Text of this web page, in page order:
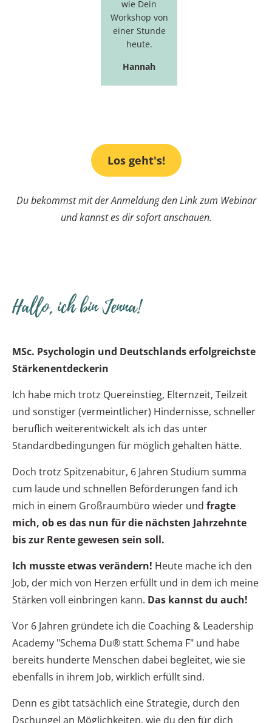
wie Dein
Workshop von
einer Stunde
heute.
Hannah
Los geht's!
Du bekommst mit der Anmeldung den Link zum Webinar
und kannst es dir sofort anschauen.
Hallo, ich bin Jenna!
MSc. Psychologin und Deutschlands erfolgreichste
Stärkenentdeckerin
Ich habe mich trotz Quereinstieg, Elternzeit, Teilzeit
und sonstiger (vermeintlicher) Hindernisse, schneller
beruflich weiterentwickelt als ich das unter
Standardbedingungen für möglich gehalten hätte.
Doch trotz Spitzenabitur, 6 Jahren Studium summa
cum laude und schnellen Beförderungen fand ich
mich in einem Großraumbüro wieder und fragte
mich, ob es das nun für die nächsten Jahrzehnte
bis zur Rente gewesen sein soll.
Ich musste etwas verändern! Heute mache ich den
Job, der mich von Herzen erfüllt und in dem ich meine
Stärken voll einbringen kann. Das kannst du auch!
Vor 6 Jahren gründete ich die Coaching & Leadership
Academy "Schema Du® statt Schema F" und habe
bereits hunderte Menschen dabei begleitet, wie sie
ebenfalls in ihrem Job, wirklich erfüllt sind.
Denn es gibt tatsächlich eine Strategie, durch den
Dschungel an Möglichkeiten, wie du den für dich